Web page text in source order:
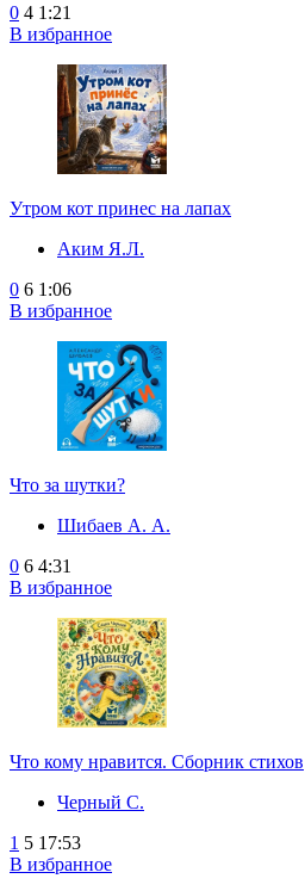
0 4 1:21
В избранное
Утром кот принес на лапах
Аким Я.Л.
0 6 1:06
В избранное
Что за шутки?
Шибаев А. А.
0 6 4:31
В избранное
Что кому нравится. Сборник стихов
Черный С.
1 5 17:53
В избранное